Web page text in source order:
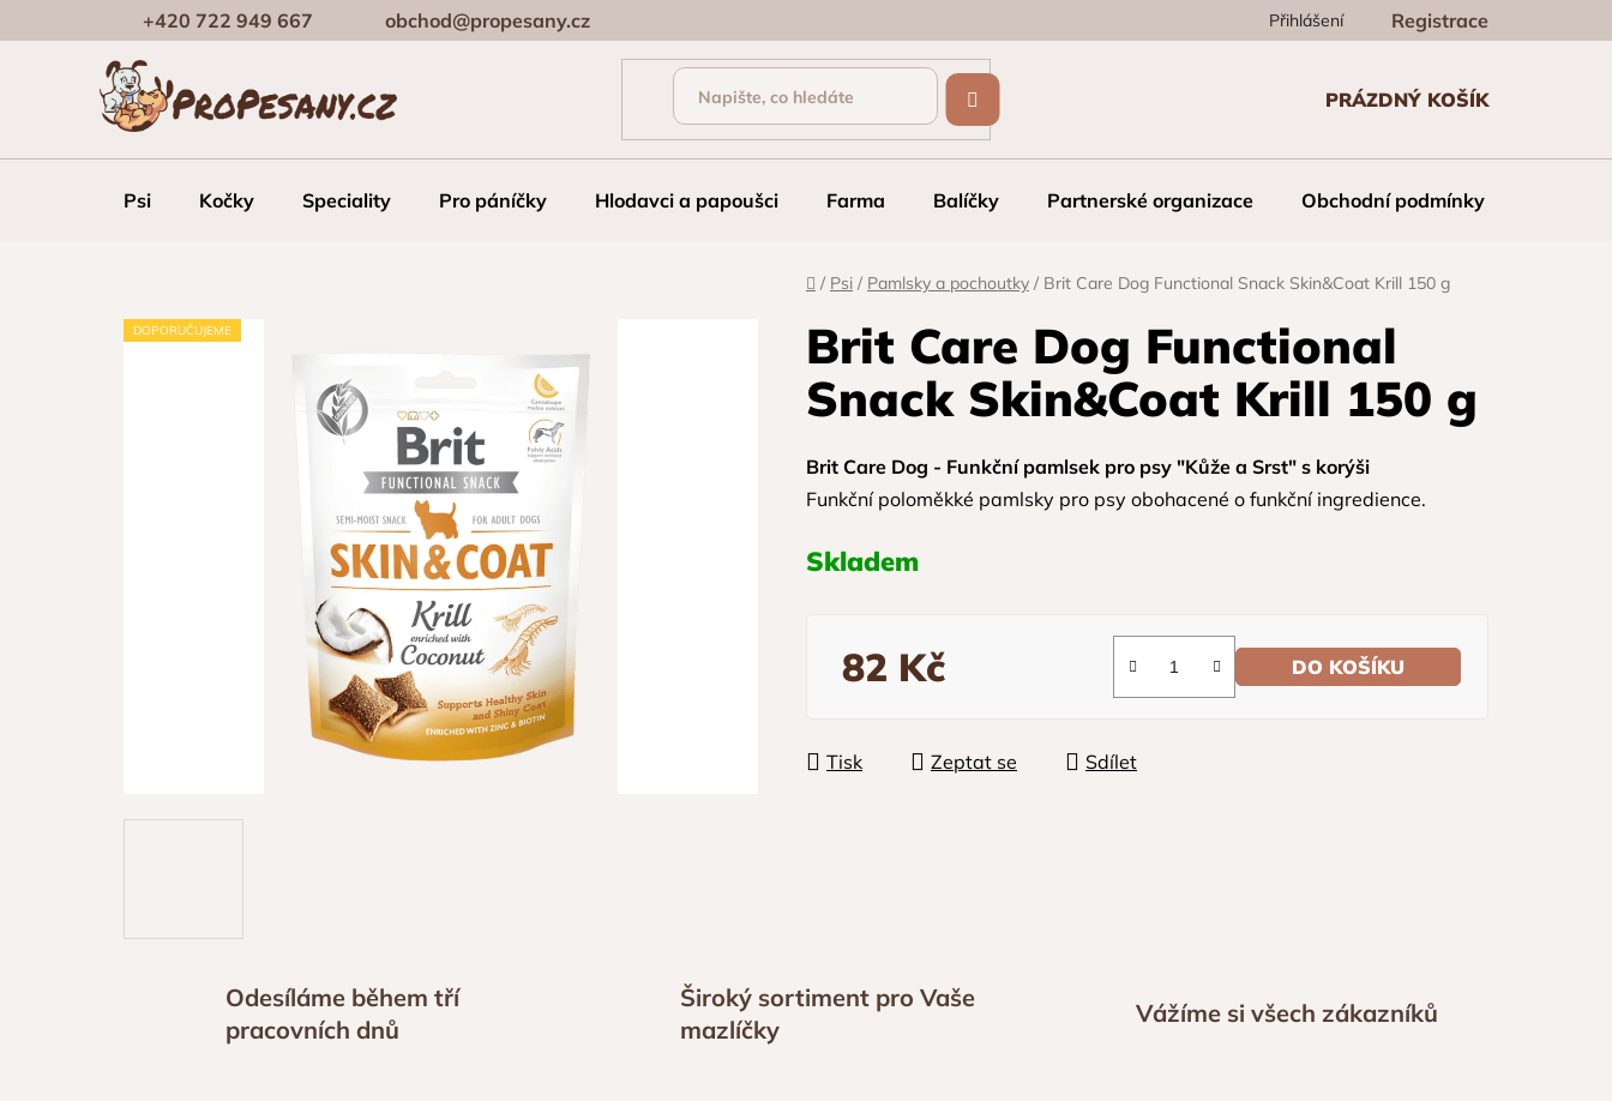
na
+420 722 949 667 obchod@propesany.cz Přihlášení Registrace
KOŠÍK
PRÁZDNÝ KOŠÍK
Psi Kočky Speciality Pro páníčky Hlodavci a papoušci Farma Balíčky Partnerské organizace Obchodní podmínky
Domů
/ Psi / Pamlsky a pochoutky / Brit Care Dog Functional Snack Skin&Coat Krill 150 g
Brit Care Dog Functional
Snack Skin&Coat Krill 150 g
Brit Care Dog - Funkční pamlsek pro psy "Kůže a Srst" s korýši
Funkční poloměkké pamlsky pro psy obohacené o funkční ingredience.
Skladem
82 Kč DO KOŠÍKU
Tisk Zeptat se Sdílet
DOPORUČUJEME
Odesíláme během tří
pracovních dnů
Široký sortiment pro Vaše
mazlíčky
Vážíme si všech zákazníků